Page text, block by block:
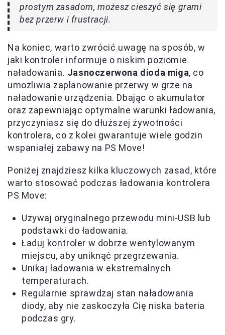
prostym zasadom, możesz cieszyć się grami
bez przerw i frustracji.
Na koniec, warto zwrócić uwagę na sposób, w
jaki kontroler informuje o niskim poziomie
naładowania. Jasnoczerwona dioda miga, co
umożliwia zaplanowanie przerwy w grze na
naładowanie urządzenia. Dbając o akumulator
oraz zapewniając optymalne warunki ładowania,
przyczyniasz się do dłuższej żywotności
kontrolera, co z kolei gwarantuje wiele godzin
wspaniałej zabawy na PS Move!
Poniżej znajdziesz kilka kluczowych zasad, które
warto stosować podczas ładowania kontrolera
PS Move:
Używaj oryginalnego przewodu mini-USB lub
podstawki do ładowania.
Ładuj kontroler w dobrze wentylowanym
miejscu, aby uniknąć przegrzewania.
Unikaj ładowania w ekstremalnych
temperaturach.
Regularnie sprawdzaj stan naładowania
diody, aby nie zaskoczyła Cię niska bateria
podczas gry.